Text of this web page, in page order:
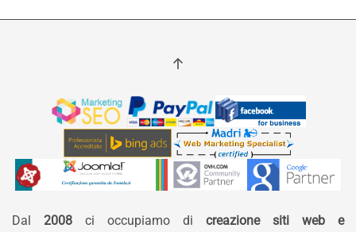
Dal 2008 ci occupiamo di creazione siti web e